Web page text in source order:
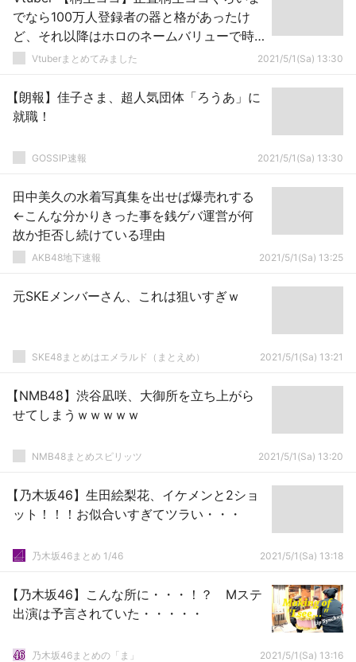
でなら100万人登録者の器と格があったけ
ど、それ以降はホロのネームバリューで時
間経てば100万行くよな
Vtuberまとめてみました 2021/5/1(Sa) 13:30
【朗報】佳子さま、超人気団体「ろうあ」に
就職！
GOSSIP速報 2021/5/1(Sa) 13:30
田中美久の水着写真集を出せば爆売れする
←こんな分かりきった事を銭ゲバ運営が何
故か拒否し続けている理由
AKB48地下速報 2021/5/1(Sa) 13:25
元SKEメンバーさん、これは狙いすぎｗ
SKE48まとめはエメラルド（まとえめ） 2021/5/1(Sa) 13:21
【NMB48】渋谷凪咲、大御所を立ち上がら
せてしまうｗｗｗｗｗ
NMB48まとめスピリッツ 2021/5/1(Sa) 13:20
【乃木坂46】生田絵梨花、イケメンと2ショ
ット！！！お似合いすぎてツラい・・・
乃木坂46まとめ 1/46 2021/5/1(Sa) 13:18
【乃木坂46】こんな所に・・・！？ Mステ
出演は予言されていた・・・・・
乃木坂46まとめの「ま」 2021/5/1(Sa) 13:16